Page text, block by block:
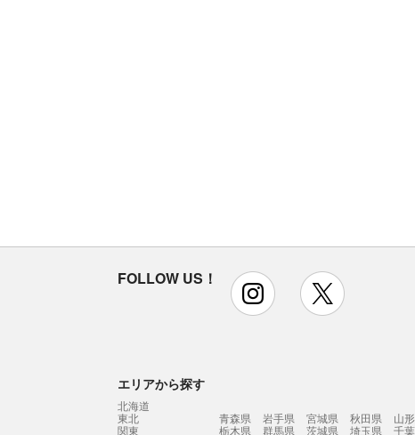
FOLLOW US！ instagram
エリアから探す
北海道
東北
青森県 岩手県 宮城県 秋田県 山
関東
栃木県 群馬県 茨城県 埼玉県 千